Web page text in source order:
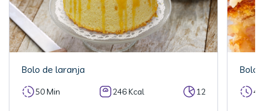
Bolo de laranja
50 Min 246 Kcal 12
Bolo